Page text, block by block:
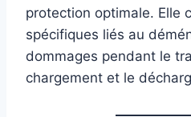
protection optimale. Elle
spécifiques liés au
dommages pendant le
chargement et le